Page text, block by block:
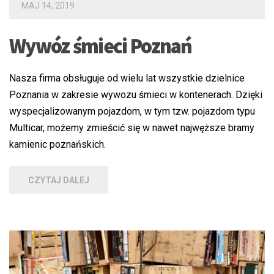
MAJ 14, 2019
Wywóz śmieci Poznań
Nasza firma obsługuje od wielu lat wszystkie dzielnice
Poznania w zakresie wywozu śmieci w kontenerach. Dzięki
wyspecjalizowanym pojazdom, w tym tzw. pojazdom typu
Multicar, możemy zmieścić się w nawet najwęższe bramy
kamienic poznańskich.
CZYTAJ DALEJ